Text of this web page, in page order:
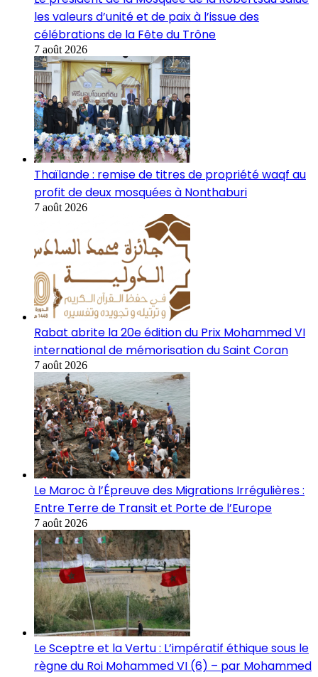
les valeurs d’unité et de paix à l’issue des
célébrations de la Fête du Trône
7 août 2026
Thaïlande : remise de titres de propriété waqf au
profit de deux mosquées à Nonthaburi
7 août 2026
Rabat abrite la 20e édition du Prix Mohammed VI
international de mémorisation du Saint Coran
7 août 2026
Le Maroc à l’Épreuve des Migrations Irrégulières :
Entre Terre de Transit et Porte de l’Europe
7 août 2026
Le Sceptre et la Vertu : L’impératif éthique sous le
règne du Roi Mohammed VI (6) – par Mohammed